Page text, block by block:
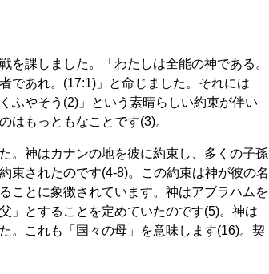
を課しました。「わたしは全能の神である。
であれ。(17:1)」と命じました。それには
ふやそう(2)」という素晴らしい約束が伴い
はもっともなことです(3)。
。神はカナンの地を彼に約束し、多くの子孫
束されたのです(4-8)。この約束は神が彼の名
ことに象徴されています。神はアブラハムを
」とすることを定めていたのです(5)。神は
。これも「国々の母」を意味します(16)。契